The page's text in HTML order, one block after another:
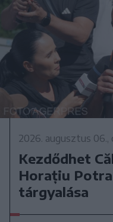
2026. augusztus
Kezdődhet
Horațiu
tárgyalása